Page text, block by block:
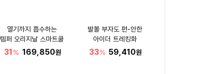
열기까지 흡수하는
템퍼 오리지날 스마트쿨
31% 169,850원
발볼 부자도 편-안한
아이더 트레킹화
33% 59,410원